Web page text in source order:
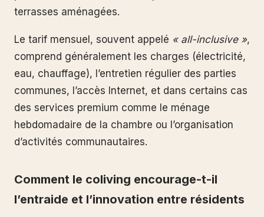
terrasses aménagées.
Le tarif mensuel, souvent appelé « all-inclusive »,
comprend généralement les charges (électricité,
eau, chauffage), l’entretien régulier des parties
communes, l’accès Internet, et dans certains cas
des services premium comme le ménage
hebdomadaire de la chambre ou l’organisation
d’activités communautaires.
Comment le coliving encourage-t-il
l’entraide et l’innovation entre résidents